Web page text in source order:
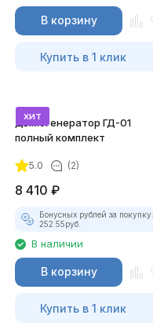
В корзину
Купить в 1 клик
хит
Дымогенератор ГД-01
полный комплект
5.0 (2)
8 410 ₽
Бонусных рублей за покупку:
252.55руб.
В наличии
В корзину
Купить в 1 клик